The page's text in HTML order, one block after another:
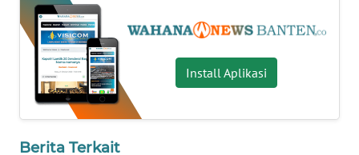
Install Aplikasi
Berita Terkait
WN
KALTARA
WN
KALSEL
WN